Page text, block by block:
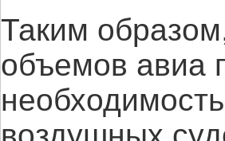
Таким
объемов авиа